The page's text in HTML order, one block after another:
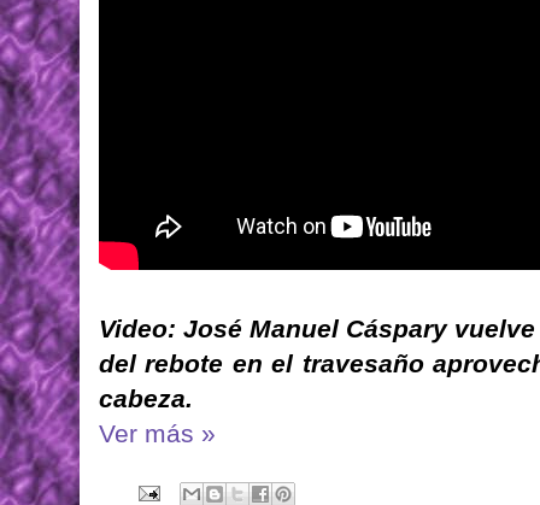
Video: José Manuel Cáspary
del rebote en el travesaño
cabeza.
Ver más »